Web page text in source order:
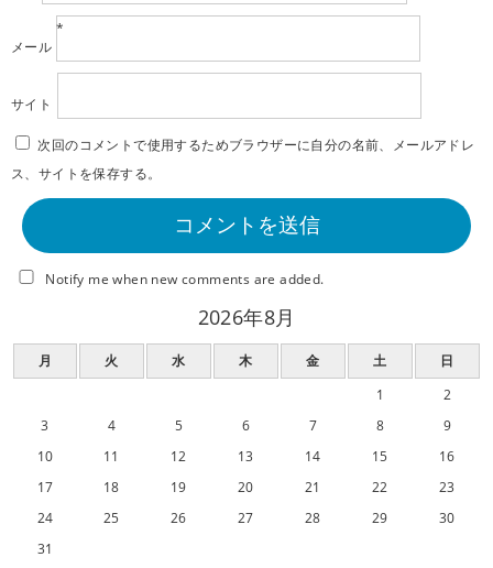
メール
*
サイト
次回のコメントで使用するためブラウザーに自分の名前、メールアドレ
ス、サイトを保存する。
Notify me when new comments are added.
2026年8月
月 火 水 木 金 土 日
1
2
3
4 5 6 7 8
9
10
11 12 13 14 15
16
17
18 19 20 21 22
23
24
25 26 27 28 29
30
31